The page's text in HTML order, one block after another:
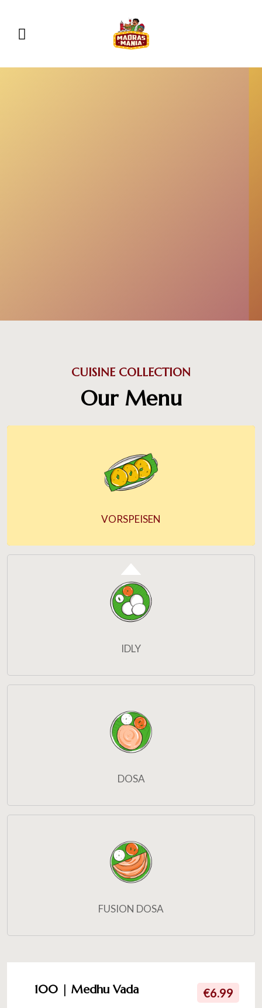
CUISINE COLLECTION
Our Menu
VORSPEISEN
IDLY
DOSA
FUSION DOSA
100 | Medhu Vada €6.99